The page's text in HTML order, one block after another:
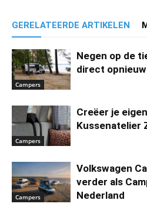
GERELATEERDE ARTIKELEN
Campers
Negen op de
direct
Campers
Creëer je
Kussenatelier
Campers
Volkswagen
verder als
Nederland